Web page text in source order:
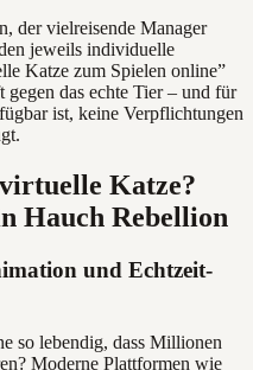
der vielreisende Manager
jeweils individuelle
Katze zum Spielen online”
das echte Tier – und für
ist, keine Verpflichtungen
Katze?
Hauch Rebellion
und Echtzeit-
so lebendig, dass Millionen
Moderne Plattformen wie